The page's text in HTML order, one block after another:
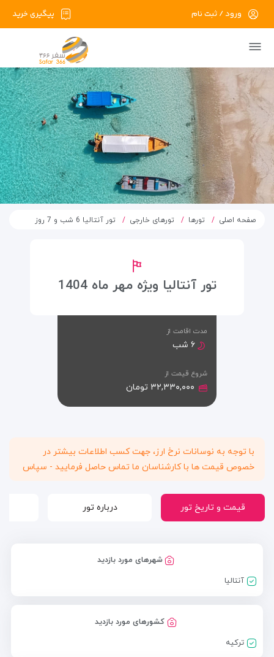
پیگیری خرید ورود / ثبت نام
صفحه اصلی تورها تورهای خارجی تور آنتالیا 6 شب و 7 روز
تور آنتالیا ویژه مهر ماه 1404
مدت اقامت از
۶ شب
شروع قیمت از
۳۲,۳۳۰,۰۰۰ تومان
با توجه به نوسانات نرخ ارز، جهت کسب اطلاعات بیشتر در
خصوص قیمت ها با کارشناسان ما تماس حاصل فرمایید - سپاس
قیمت و تاریخ تور درباره تور
شهرهای مورد بازدید
آنتالیا
کشورهای مورد بازدید
ترکیه